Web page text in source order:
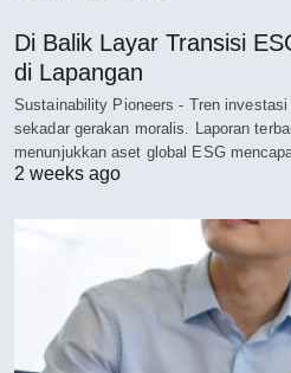
Di Balik Layar Transisi
di Lapangan
Sustainability Pioneers - Tren
sekadar gerakan moralis. Laporan
menunjukkan aset global ESG
2 weeks ago